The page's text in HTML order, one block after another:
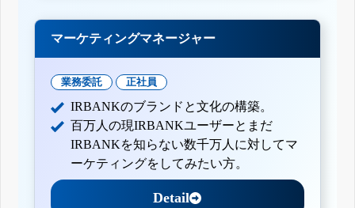
マーケティングマネージャー
業務委託 正社員
IRBANKのブランドと文化の構築。
百万人の現IRBANKユーザーとまだ
IRBANKを知らない数千万人に対してマ
ーケティングをしてみたい方。
Detail